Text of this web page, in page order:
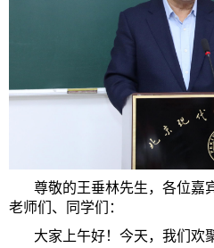
尊敬的王垂林先生，各位嘉
老师们、同学们：
大家上午好！今天，我们欢